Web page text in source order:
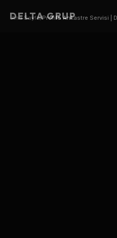
DELTA GRUP
Ana Sayfa/Profilo Ankastre Servisi |